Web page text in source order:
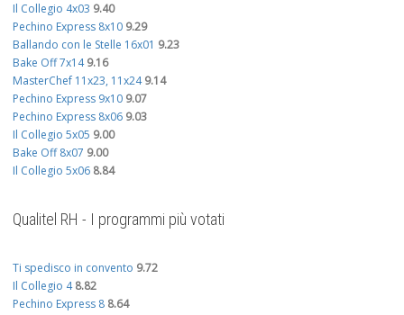
Il Collegio 4x03 9.40
Pechino Express 8x10 9.29
Ballando con le Stelle 16x01 9.23
Bake Off 7x14 9.16
MasterChef 11x23, 11x24 9.14
Pechino Express 9x10 9.07
Pechino Express 8x06 9.03
Il Collegio 5x05 9.00
Bake Off 8x07 9.00
Il Collegio 5x06 8.84
Qualitel RH - I programmi più votati
Ti spedisco in convento 9.72
Il Collegio 4 8.82
Pechino Express 8 8.64